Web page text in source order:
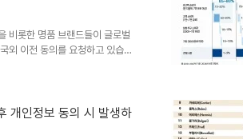
비롯한 명품 브랜드들이 글로벌
외 이전 동의를 요청하고 있습니
방식을 본사 차원의 통합 시스템
세계적으로 통합 관리하는 글로벌
. 이는 고객과의 관계 주도권을
개인정보 동의 시 발생하